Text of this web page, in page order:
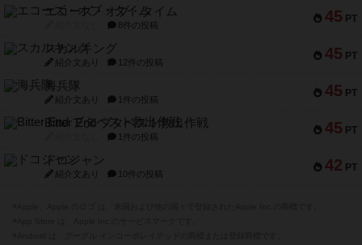
45 PT
エコーズ・オブ・タイム
8件の投稿
45 PT
スカルキング
紹介文あり 12件の投稿
45 PT
海兵隊
紹介文あり 1件の投稿
45 PT
Bitter End ブタペスト救出作戦
1件の投稿
42 PT
ドコジャン
紹介文あり 10件の投稿